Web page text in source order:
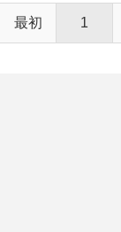
最初 1